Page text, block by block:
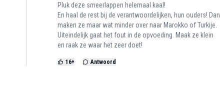
Pluk deze smeerlappen helemaal kaal!
En haal de rest bij de verantwoordelijken, hun ouders! Dan
maken ze maar wat minder over naar Marokko of Turkije.
Uiteindelijk gaat het fout in de opvoeding. Maak ze klein
en raak ze waar het zeer doet!
16+ Antwoord